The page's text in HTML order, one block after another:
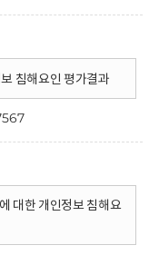
침해요인 평가결과
대한 개인정보 침해요